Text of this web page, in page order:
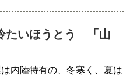
たいほうとう 「山
内陸特有の、冬寒く、夏は